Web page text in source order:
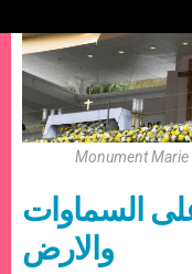
Monument Marie
السماوات
والارض